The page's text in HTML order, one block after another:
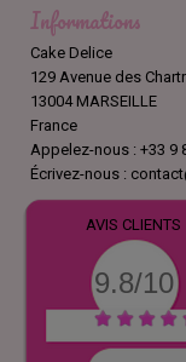
Informations
Cake Delice
129 Avenue des
13004 MARSEILLE
France
Appelez-nous : +33 9
Écrivez-nous :
AVIS CLIENTS
9.8/10